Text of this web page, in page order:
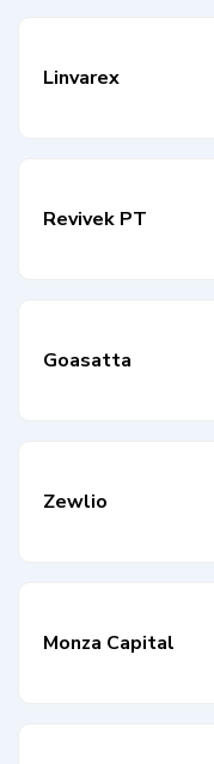
Linvarex
Revivek PT
Goasatta
Zewlio
Monza Capital